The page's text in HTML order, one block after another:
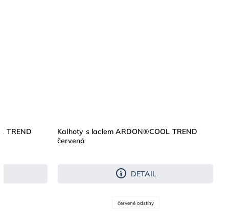
TREND
Kalhoty s laclem ARDON®COOL TREND
červená
DETAIL
červené odstíny